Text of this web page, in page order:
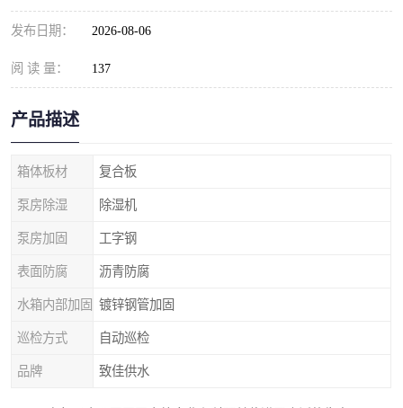
发布日期： 2026-08-06
阅 读 量： 137
产品描述
箱体板材 复合板
泵房除湿 除湿机
泵房加固 工字钢
表面防腐 沥青防腐
水箱内部加固 镀锌钢管加固
巡检方式 自动巡检
品牌 致佳供水